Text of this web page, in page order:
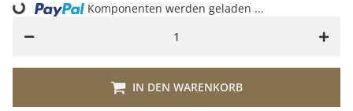
IN DEN WARENKORB
Loading... Komponenten werden geladen ...